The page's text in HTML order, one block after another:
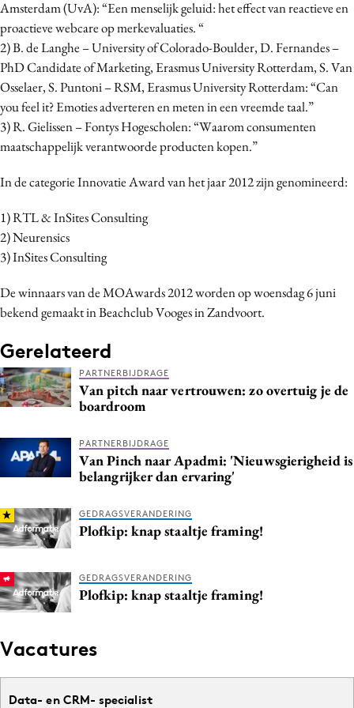
Amsterdam (UvA): “Een menselijk geluid: het effect van reactieve en
proactieve webcare op merkevaluaties. “
2) B. de Langhe – University of Colorado-Boulder, D. Fernandes –
PhD Candidate of Marketing, Erasmus University Rotterdam, S. Van
Osselaer, S. Puntoni – RSM, Erasmus University Rotterdam: “Can
you feel it? Emoties adverteren en meten in een vreemde taal.”
3) R. Gielissen – Fontys Hogescholen: “Waarom consumenten
maatschappelijk verantwoorde producten kopen.”
In de categorie Innovatie Award van het jaar 2012 zijn genomineerd:
1) RTL & InSites Consulting
2) Neurensics
3) InSites Consulting
De winnaars van de MOAwards 2012 worden op woensdag 6 juni
bekend gemaakt in Beachclub Vooges in Zandvoort.
Gerelateerd
PARTNERBIJDRAGE
Van pitch naar vertrouwen: zo overtuig je de
boardroom
PARTNERBIJDRAGE
Van Pinch naar Apadmi: 'Nieuwsgierigheid is
belangrijker dan ervaring'
GEDRAGSVERANDERING
Plofkip: knap staaltje framing!
GEDRAGSVERANDERING
Plofkip: knap staaltje framing!
Vacatures
Data- en CRM- specialist